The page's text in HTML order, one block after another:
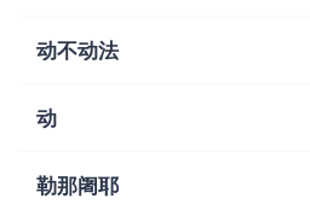
动不动法
动
勒那阇耶